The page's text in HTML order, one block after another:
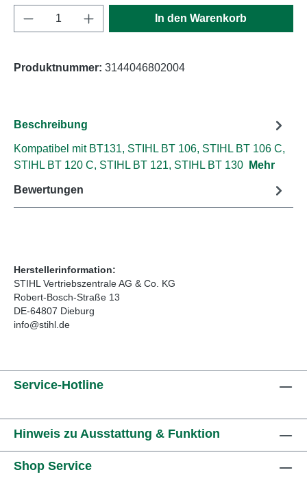
Produkt Anzahl: Gib den gewünschten
In den Warenkorb
Produktnummer: 3144046802004
Beschreibung
Kompatibel mit BT131, STIHL BT 106, STIHL BT 106 C,
STIHL BT 120 C, STIHL BT 121, STIHL BT 130
Mehr
Bewertungen
Herstellerinformation:
STIHL Vertriebszentrale AG & Co. KG
Robert-Bosch-Straße 13
DE-64807 Dieburg
info@stihl.de
Service-Hotline
Hinweis zu Ausstattung & Funktion
Shop Service